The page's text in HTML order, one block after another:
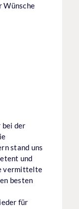
Wünsche
bei der
stand uns
und
vermittelte
besten
für